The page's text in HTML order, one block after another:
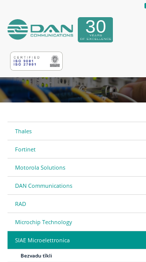
Thales
Fortinet
Motorola Solutions
DAN Communications
RAD
Microchip Technology
SIAE Microelettronica
Bezvadu tīkli